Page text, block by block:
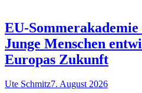
EU-Sommerakademie
Junge Menschen
Europas Zukunft
Ute Schmitz7. August 2026